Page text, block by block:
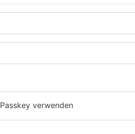
Passkey verwenden